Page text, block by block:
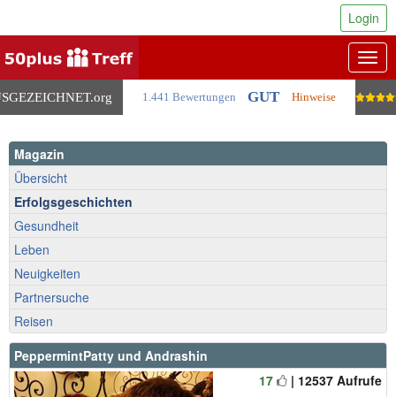
.org 1.441 Bewertungen GUT Hinweise
Login
Magazin
Übersicht
Erfolgsgeschichten
Gesundheit
Leben
Neuigkeiten
Partnersuche
Reisen
PeppermintPatty und Andrashin
17
| 12537 Aufrufe